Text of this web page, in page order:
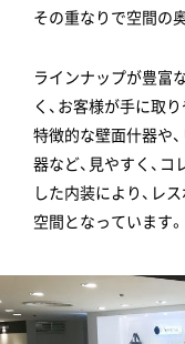
その重なりで空間の
ラインナップが豊富
く、お客様が手に取
特徴的な壁面什器や
器など、見やすく、
した内装により、レ
空間となっています。